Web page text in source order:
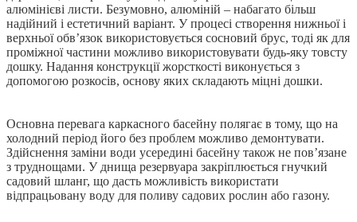
алюмінієві листи. Безумовно, алюміній – набагато більш
надійний і естетичний варіант. У процесі створення нижньої і
верхньої обв’язок використовується сосновий брус, тоді як для
проміжної частини можливо використовувати будь-яку товсту
дошку. Надання конструкції жорсткості виконується з
допомогою розкосів, основу яких складають міцні дошки.
Основна перевага каркасного басейну полягає в тому, що на
холодний період його без проблем можливо демонтувати.
Здійснення заміни води усередині басейну також не пов’язане
з труднощами. У днища резервуара закріплюється гнучкий
садовий шланг, що дасть можливість використати
відпрацьовану воду для поливу садових рослин або газону.